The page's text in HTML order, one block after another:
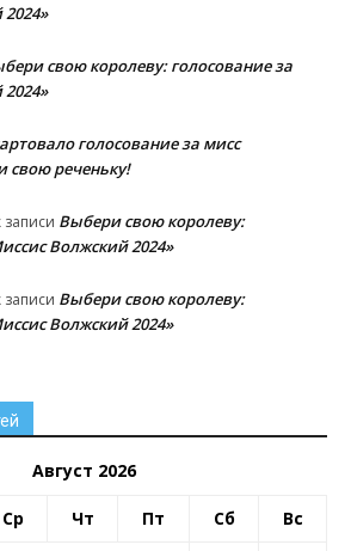
свою королеву: голосование за
голосование за мисс
свою реченьку!
записи Выбери свою королеву:
Волжский 2024»
записи Выбери свою королеву:
Волжский 2024»
Август 2026
Ср Чт Пт Сб Вс